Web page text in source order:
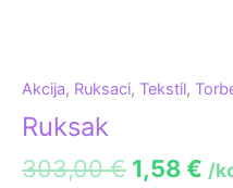
Akcija, Ruksaci, Tekstil,
Ruksak
303,00€ 1,58€ /